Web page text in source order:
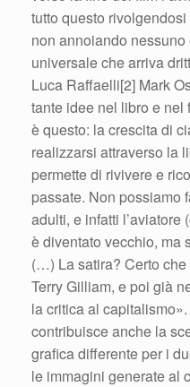
tutto questo
non annoiando
universale che arriva
Luca Raffaelli[2] Mark
tante idee nel libro e
è questo: la crescita di
realizzarsi attraverso la
permette di rivivere e
passate. Non possiamo
adulti, e infatti
è diventato vecchio, ma
(…) La satira? Certo che
Terry Gilliam, e poi già
la critica al
contribuisce anche la
grafica differente per i
le immagini generate al